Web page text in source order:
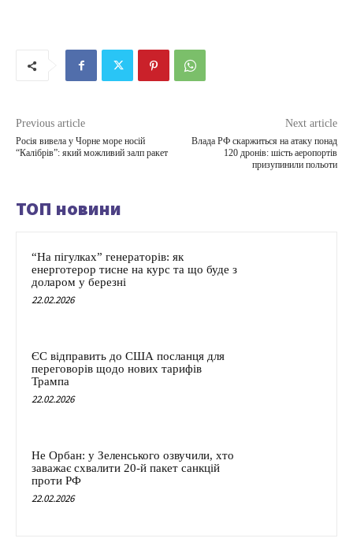
Previous article
Росія вивела у Чорне море носій
“Калібрів”: який можливий залп ракет
Next article
Влада РФ скаржиться на атаку понад
120 дронів: шість аеропортів
призупинили польоти
ТОП новини
“На пігулках” генераторів: як
енерготерор тисне на курс та що буде з
доларом у березні
22.02.2026
ЄС відправить до США посланця для
переговорів щодо нових тарифів
Трампа
22.02.2026
Не Орбан: у Зеленського озвучили, хто
заважає схвалити 20-й пакет санкцій
проти РФ
22.02.2026